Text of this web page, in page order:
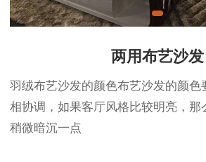
两用布艺沙发
羽绒布艺沙发的颜色布艺沙发的颜色
相协调，如果客厅风格比较明亮，那
稍微暗沉一点